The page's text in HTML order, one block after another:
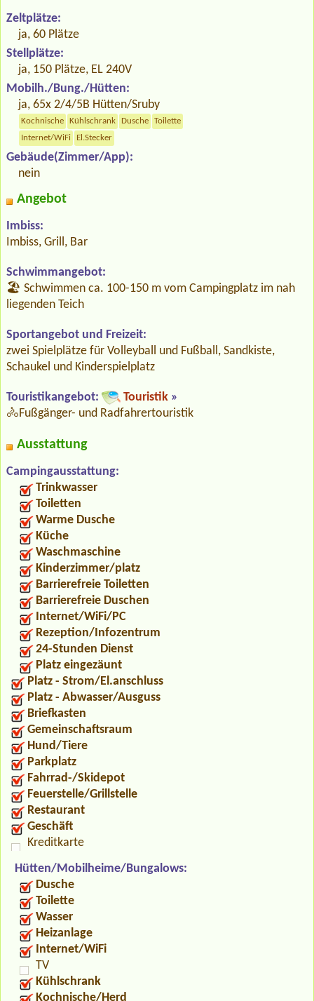
Zeltplätze:
ja, 60 Plätze
Stellplätze:
ja, 150 Plätze, EL 240V
Mobilh./Bung./Hütten:
ja, 65x 2/4/5B Hütten/Sruby
Kochnische Kühlschrank Dusche
Toilette
Internet/WiFi
El.Stecker
Gebäude(Zimmer/App):
nein
Angebot
Imbiss:
Imbiss, Grill, Bar
Schwimmangebot:
🏖️ Schwimmen ca. 100-150 m vom Campingplatz im nah
liegenden Teich
Sportangebot und Freizeit:
zwei Spielplätze für Volleyball und Fußball, Sandkiste,
Schaukel und Kinderspielplatz
Touristikangebot: Touristik »
🚴‍Fußgänger- und Radfahrertouristik
Ausstattung
Campingausstattung:
Trinkwasser
Toiletten
Warme Dusche
Küche
Waschmaschine
Kinderzimmer/platz
Barrierefreie Toiletten
Barrierefreie Duschen
Internet/WiFi/PC
Rezeption/Infozentrum
24-Stunden Dienst
Platz eingezäunt
Platz - Strom/El.anschluss
Platz - Abwasser/Ausguss
Briefkasten
Gemeinschaftsraum
Hund/Tiere
Parkplatz
Fahrrad-/Skidepot
Feuerstelle/Grillstelle
Restaurant
Geschäft
Kreditkarte
Hütten/Mobilheime/Bungalows:
Dusche
Toilette
Wasser
Heizanlage
Internet/WiFi
TV
Kühlschrank
Kochnische/Herd